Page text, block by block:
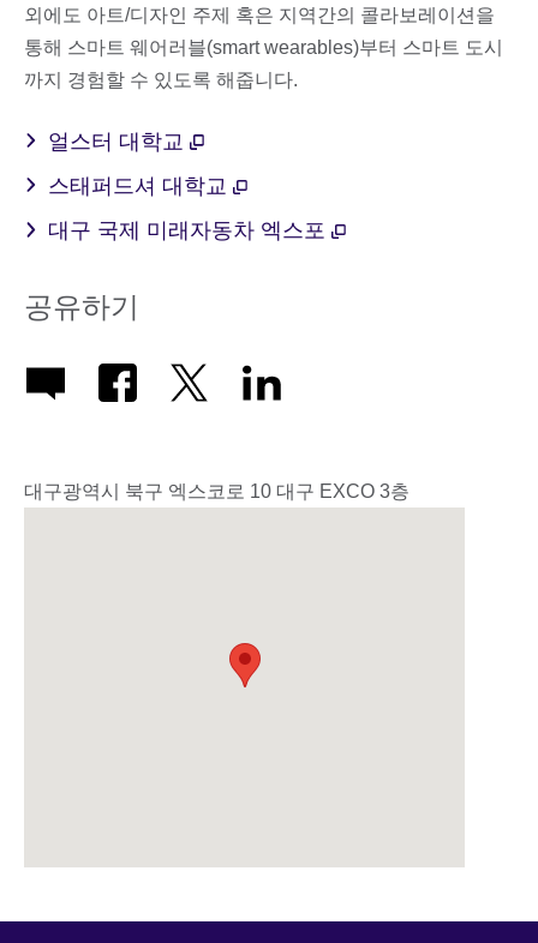
외에도 아트/디자인 주제 혹은 지역간의 콜라보레이션을
통해 스마트 웨어러블(smart wearables)부터 스마트 도시
까지 경험할 수 있도록 해줍니다.
얼스터 대학교
스태퍼드셔 대학교
대구 국제 미래자동차 엑스포
공유하기
대구광역시 북구 엑스코로 10 대구 EXCO 3층